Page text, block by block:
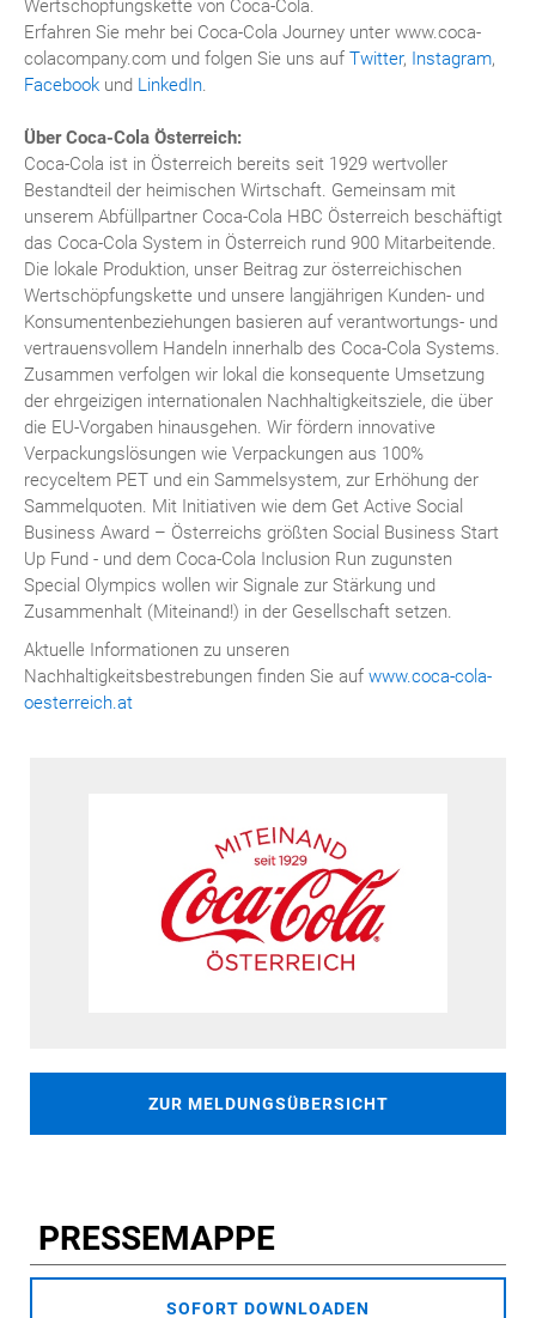
Wertschöpfungskette von Coca-Cola.
Erfahren Sie mehr bei Coca-Cola Journey unter www.coca-
colacompany.com und folgen Sie uns auf Twitter, Instagram,
Facebook und LinkedIn.
Über Coca-Cola Österreich:
Coca-Cola ist in Österreich bereits seit 1929 wertvoller
Bestandteil der heimischen Wirtschaft. Gemeinsam mit
unserem Abfüllpartner Coca-Cola HBC Österreich beschäftigt
das Coca-Cola System in Österreich rund 900 Mitarbeitende.
Die lokale Produktion, unser Beitrag zur österreichischen
Wertschöpfungskette und unsere langjährigen Kunden- und
Konsumentenbeziehungen basieren auf verantwortungs- und
vertrauensvollem Handeln innerhalb des Coca-Cola Systems.
Zusammen verfolgen wir lokal die konsequente Umsetzung
der ehrgeizigen internationalen Nachhaltigkeitsziele, die über
die EU-Vorgaben hinausgehen. Wir fördern innovative
Verpackungslösungen wie Verpackungen aus 100%
recyceltem PET und ein Sammelsystem, zur Erhöhung der
Sammelquoten. Mit Initiativen wie dem Get Active Social
Business Award – Österreichs größten Social Business Start
Up Fund - und dem Coca-Cola Inclusion Run zugunsten
Special Olympics wollen wir Signale zur Stärkung und
Zusammenhalt (Miteinand!) in der Gesellschaft setzen.
Aktuelle Informationen zu unseren
Nachhaltigkeitsbestrebungen finden Sie auf www.coca-cola-
oesterreich.at
ZUR MELDUNGSÜBERSICHT
PRESSEMAPPE
SOFORT DOWNLOADEN